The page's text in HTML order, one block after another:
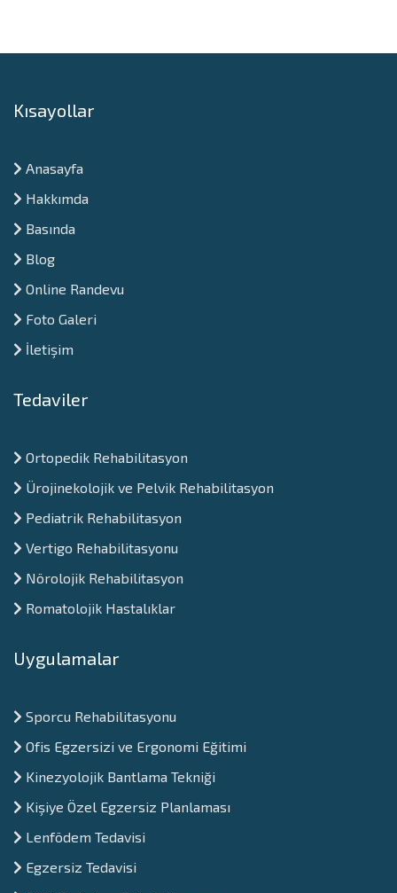
Kısayollar
Anasayfa
Hakkımda
Basında
Blog
Online Randevu
Foto Galeri
İletişim
Tedaviler
Ortopedik Rehabilitasyon
Ürojinekolojik ve Pelvik Rehabilitasyon
Pediatrik Rehabilitasyon
Vertigo Rehabilitasyonu
Nörolojik Rehabilitasyon
Romatolojik Hastalıklar
Uygulamalar
Sporcu Rehabilitasyonu
Ofis Egzersizi ve Ergonomi Eğitimi
Kinezyolojik Bantlama Tekniği
Kişiye Özel Egzersiz Planlaması
Lenfödem Tedavisi
⁠Egzersiz Tedavisi